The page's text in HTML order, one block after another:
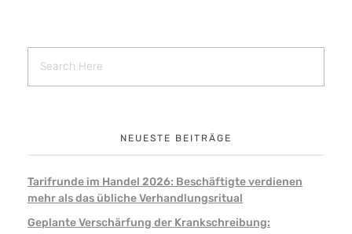
NEUESTE BEITRÄGE
Tarifrunde im Handel 2026: Beschäftigte verdienen
mehr als das übliche Verhandlungsritual
Geplante Verschärfung der Krankschreibung: